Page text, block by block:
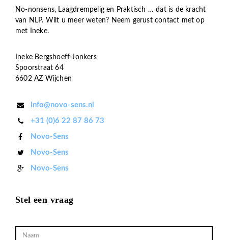
No-nonsens, Laagdrempelig en Praktisch … dat is de kracht
van NLP. Wilt u meer weten? Neem gerust contact met op
met Ineke.
Ineke Bergshoeff-Jonkers
Spoorstraat 64
6602 AZ Wijchen
info@novo-sens.nl
+31 (0)6 22 87 86 73
Novo-Sens
Novo-Sens
Novo-Sens
Stel een vraag